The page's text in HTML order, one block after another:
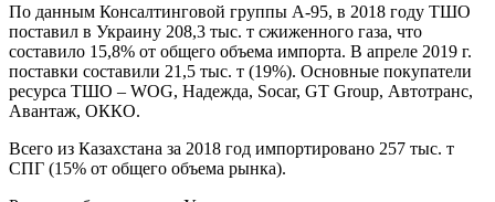
По данным Консалтинговой группы А-95, в 2018 году ТШО
поставил в Украину 208,3 тыс. т сжиженного газа, что
составило 15,8% от общего объема импорта. В апреле 2019 г.
поставки составили 21,5 тыс. т (19%). Основные покупатели
ресурса ТШО – WOG, Надежда, Socar, GT Group, Автотранс,
Авантаж, ОККО.
Всего из Казахстана за 2018 год импортировано 257 тыс. т
СПГ (15% от общего объема рынка).